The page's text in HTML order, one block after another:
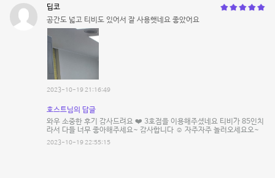
딥코
공간도 넓고 티비도 있어서 잘 사용햇네요 좋았어요
2023-10-19 21:16:49
호스트님의 답글
와우 소중한 후기 감사드려요 ❤️ 3호점을 이용해주셨네요 티비가 85인치
라서 다들 너무 좋아해주세요~ 감사합니다 ☺️ 자주자주 놀러오세요오~
2023-10-19 22:55:15